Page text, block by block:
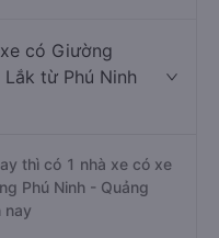
có Giường
từ Phú Ninh
thì có 1 nhà xe có xe
Phú Ninh - Quảng
nay